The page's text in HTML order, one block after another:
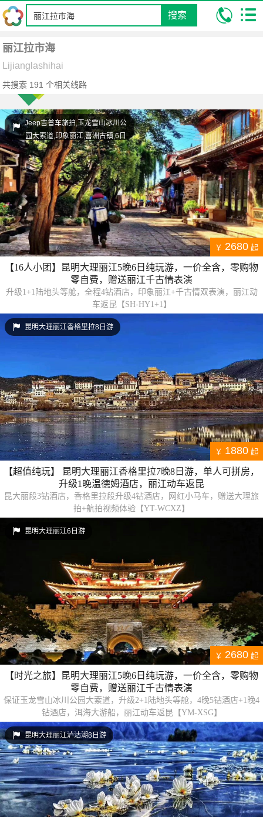
搜索
丽江拉市海
Lijianglashihai
共搜索 191 个相关线路
Jeep吉普车旅拍,玉龙雪山冰川公
园大索道,印象丽江,喜洲古镇,6日
游
￥ 2680 起
【16人小团】昆明大理丽江5晚6日纯玩游，一价全含，零购物
零自费，赠送丽江千古情表演
升级1+1陆地头等舱，全程4钻酒店，印象丽江+千古情双表演，丽江动
车返昆【SH-HY1+1】
昆明大理丽江香格里拉8日游
￥ 1880 起
【超值纯玩】 昆明大理丽江香格里拉7晚8日游，单人可拼房，
升级1晚温德姆酒店，丽江动车返昆
昆大丽段3钻酒店，香格里拉段升级4钻酒店，网红小马车，赠送大理旅
拍+航拍视频体验【YT-WCXZ】
昆明大理丽江6日游
￥ 2680 起
【时光之旅】昆明大理丽江5晚6日纯玩游，一价全含，零购物
零自费，赠送丽江千古情表演
保证玉龙雪山冰川公园大索道，升级2+1陆地头等舱，4晚5钻酒店+1晚4
钻酒店，洱海大游船，丽江动车返昆【YM-XSG】
昆明大理丽江泸沽湖8日游